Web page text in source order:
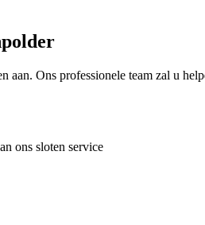
aan. Ons professionele team zal u
ons sloten service